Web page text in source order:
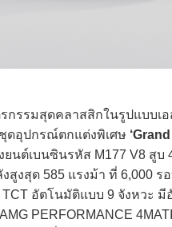
กรรมสุดคลาสสิกในรูปแบบเ
ดอุปกรณ์ตกแต่งพิเศษ
นต์เบนซินรหัส M177 V8 สู
สูงสุด 585 แรงม้า ที่ 6,000
TCT อัตโนมัติแบบ 9 จังหวะ
PERFORMANCE